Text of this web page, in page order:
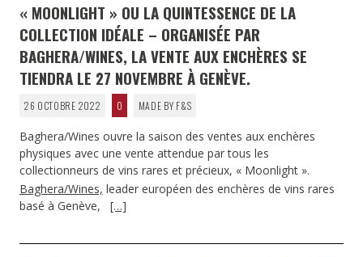
« MOONLIGHT » OU LA QUINTESSENCE DE LA
COLLECTION IDÉALE – ORGANISÉE PAR
BAGHERA/WINES, LA VENTE AUX ENCHÈRES SE
TIENDRA LE 27 NOVEMBRE À GENÈVE.
26 OCTOBRE 2022 0 MADE BY F&S
Baghera/Wines ouvre la saison des ventes aux enchères
physiques avec une vente attendue par tous les
collectionneurs de vins rares et précieux, « Moonlight ».
Baghera/Wines, leader européen des enchères de vins rares
basé à Genève, […]